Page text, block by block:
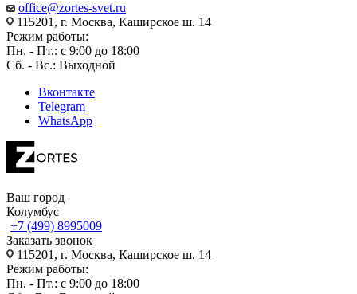
office@zortes-svet.ru
115201, г. Москва, Каширское ш. 14
Режим работы:
Пн. - Пт.: с 9:00 до 18:00
Сб. - Вс.: Выходной
Вконтакте
Telegram
WhatsApp
Ваш город
Колумбус
+7 (499) 8995009
Заказать звонок
115201, г. Москва, Каширское ш. 14
Режим работы:
Пн. - Пт.: с 9:00 до 18:00